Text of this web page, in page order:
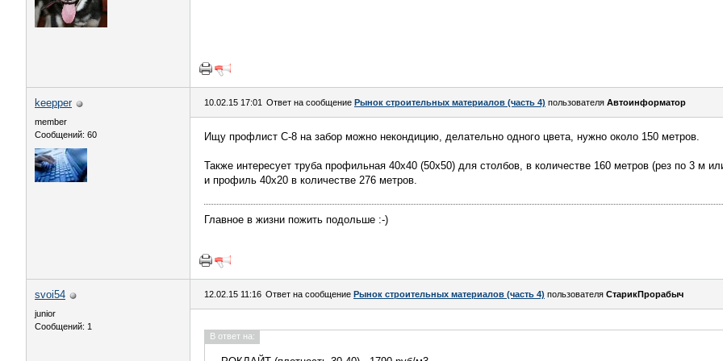
keepper
member
Сообщений: 60
10.02.15 17:01 Ответ на сообщение Рынок строительных материалов (часть 4) пользователя Автоинформатор
Ищу профлист С-8 на забор можно некондицию, делательно одного цвета, нужно около 150 метров.
Также интересует труба профильная 40х40 (50х50) для столбов, в количестве 160 метров (рез по 3 м
и профиль 40х20 в количестве 276 метров.
Главное в жизни пожить подольше :-)
svoi54
junior
Сообщений: 1
12.02.15 11:16 Ответ на сообщение Рынок строительных материалов (часть 4) пользователя СтарикПрорабыч
В ответ на: